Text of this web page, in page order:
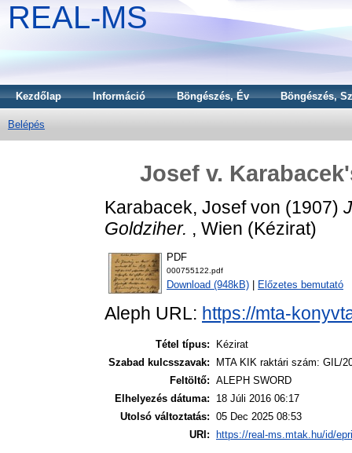
REAL-MS
Kezdőlap Információ Böngészés, Év Böngészés,
Belépés
Josef v.
Karabacek, Josef von (1907)
Goldziher. , Wien (Kézirat)
PDF
000755122.pdf
Download (948kB) Előzetes bemutató
Aleph URL: https://mta-
Tétel típus:
Kézirat
Szabad kulcsszavak:
MTA KIK raktári szám: GIL/
Feltöltő: ALEPH SWORD
Elhelyezés dátuma:
18 Júli 2016 06:17
Utolsó változtatás: 05 Dec 2025 08:53
URI:
https://real-ms.mtak.hu/id/